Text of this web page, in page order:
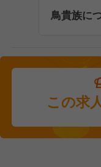
鳥貴族に
この求